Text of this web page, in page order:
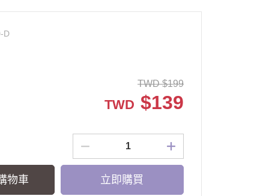
D
TWD $199
TWD $139
物車 立即購買